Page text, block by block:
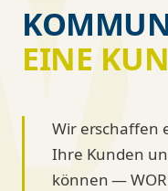
EINE
Wir erschaffen
Ihre Kunden
können —